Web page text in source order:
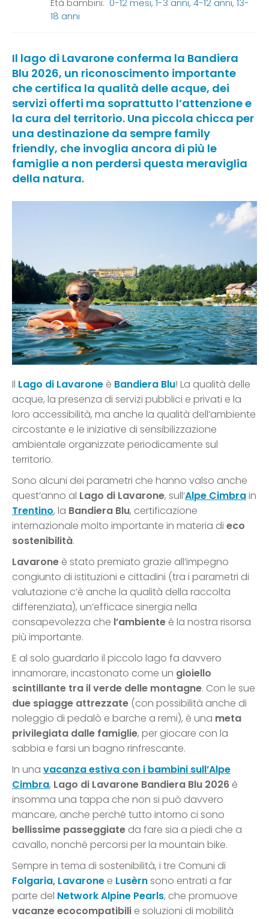
Età bambini:0-12 mesi,1-3 anni,4-12 anni,13-
18 anni
Il lago di Lavarone conferma la Bandiera
Blu 2026, un riconoscimento importante
che certifica la qualità delle acque, dei
servizi offerti ma soprattutto l’attenzione e
la cura del territorio. Una piccola chicca per
una destinazione da sempre family
friendly, che invoglia ancora di più le
famiglie a non perdersi questa meraviglia
della natura.
Il Lago di Lavarone è Bandiera Blu! La qualità delle
acque, la presenza di servizi pubblici e privati e la
loro accessibilità, ma anche la qualità dell’ambiente
circostante e le iniziative di sensibilizzazione
ambientale organizzate periodicamente sul
territorio.
Sono alcuni dei parametri che hanno valso anche
quest’anno al Lago di Lavarone, sull’Alpe Cimbrain
Trentino, la Bandiera Blu, certificazione
internazionale molto importante in materia di eco
sostenibilità.
Lavarone è stato premiato grazie all’impegno
congiunto di istituzioni e cittadini (tra i parametri di
valutazione c’è anche la qualità della raccolta
differenziata), un’efficace sinergia nella
consapevolezza che l’ambiente è la nostra risorsa
più importante.
E al solo guardarlo il piccolo lago fa davvero
innamorare, incastonato come un gioiello
scintillante tra il verde delle montagne. Con le sue
due spiagge attrezzate (con possibilità anche di
noleggio di pedalò e barche a remi), è una meta
privilegiata dalle famiglie, per giocare con la
sabbia e farsi un bagno rinfrescante.
In una vacanza estiva con i bambini sull’Alpe
Cimbra, Lago di Lavarone Bandiera Blu 2026 è
insomma una tappa che non si può davvero
mancare, anche perché tutto intorno ci sono
bellissime passeggiate da fare sia a piedi che a
cavallo, nonché percorsi per la mountain bike.
Sempre in tema di sostenibilità, i tre Comuni di
Folgaria, Lavarone e Lusèrnsono entrati a far
parte del Network Alpine Pearls, che promuove
vacanze ecocompatibili e soluzioni di mobilità